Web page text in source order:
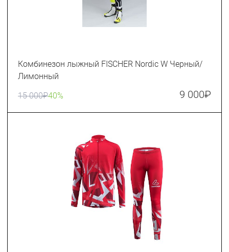
Комбинезон лыжный FISCHER Nordic W Черный/
Лимонный
15 000₽40% 9 000₽